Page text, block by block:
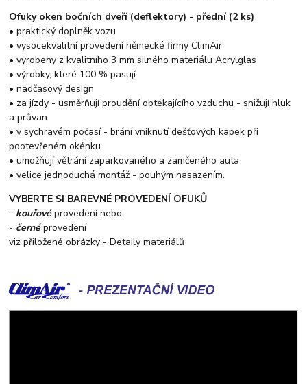
Ofuky oken bočních dveří (deflektory) - přední (2 ks)
• praktický doplněk vozu
• vysocekvalitní provedení německé firmy ClimAir
• vyrobeny z kvalitního 3 mm silného materiálu Acrylglas
• výrobky, které 100 % pasují
• nadčasový design
• za jízdy - usměrňují proudění obtékajícího vzduchu - snižují hluk
a průvan
• v sychravém počasí - brání vniknutí dešťových kapek při
pootevřeném okénku
• umožňují větrání zaparkovaného a zamčeného auta
• velice jednoduchá montáž - pouhým nasazením.
VYBERTE SI BAREVNÉ PROVEDENÍ OFUKŮ
- kouřovéprovedení nebo
- černéprovedení
viz přiložené obrázky - Detaily materiálů